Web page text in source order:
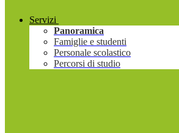
Servizi
Panoramica
Famiglie e studenti
Personale scolastico
Percorsi di studio